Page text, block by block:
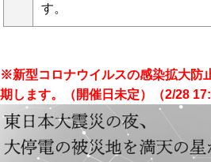
す。
※新型コロナウイルスの感染拡大防
期します。（開催日未定）（2/28